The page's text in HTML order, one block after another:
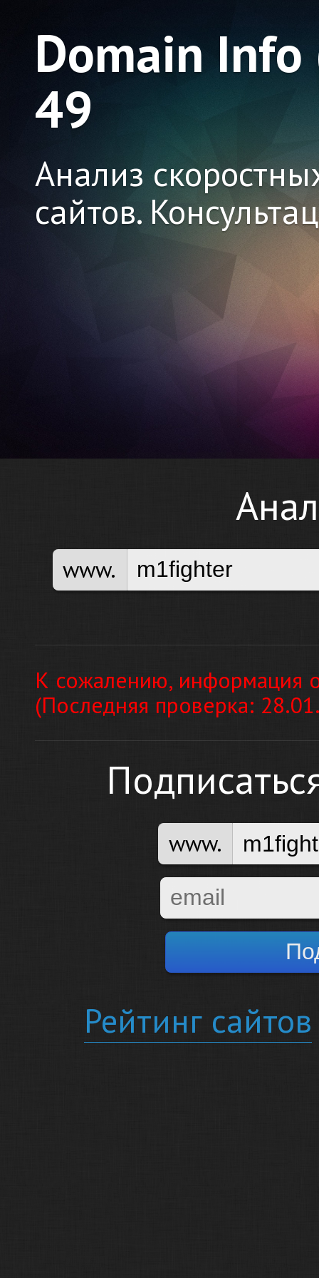
Domain
49
Анализ
сайтов.
www.
К сожалению, информация
(Последняя проверка:
www.
Рейтинг сайтов